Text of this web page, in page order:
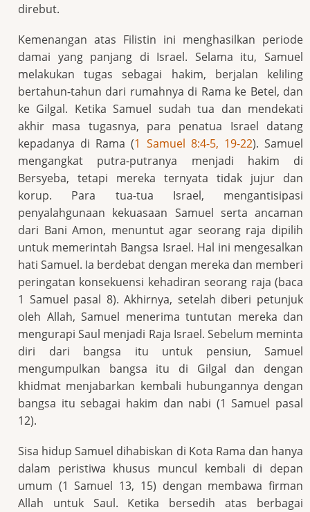
direbut.
Kemenangan atas Filistin ini menghasilkan periode
damai yang panjang di Israel. Selama itu, Samuel
melakukan tugas sebagai hakim, berjalan keliling
bertahun-tahun dari rumahnya di Rama ke Betel, dan
ke Gilgal. Ketika Samuel sudah tua dan mendekati
akhir masa tugasnya, para penatua Israel datang
kepadanya di Rama (1 Samuel 8:4-5, 19-22). Samuel
mengangkat putra-putranya menjadi hakim di
Bersyeba, tetapi mereka ternyata tidak jujur dan
korup. Para tua-tua Israel, mengantisipasi
penyalahgunaan kekuasaan Samuel serta ancaman
dari Bani Amon, menuntut agar seorang raja dipilih
untuk memerintah Bangsa Israel. Hal ini mengesalkan
hati Samuel. Ia berdebat dengan mereka dan memberi
peringatan konsekuensi kehadiran seorang raja (baca
1 Samuel pasal 8). Akhirnya, setelah diberi petunjuk
oleh Allah, Samuel menerima tuntutan mereka dan
mengurapi Saul menjadi Raja Israel. Sebelum meminta
diri dari bangsa itu untuk pensiun, Samuel
mengumpulkan bangsa itu di Gilgal dan dengan
khidmat menjabarkan kembali hubungannya dengan
bangsa itu sebagai hakim dan nabi (1 Samuel pasal
12).
Sisa hidup Samuel dihabiskan di Kota Rama dan hanya
dalam peristiwa khusus muncul kembali di depan
umum (1 Samuel 13, 15) dengan membawa firman
Allah untuk Saul. Ketika bersedih atas berbagai